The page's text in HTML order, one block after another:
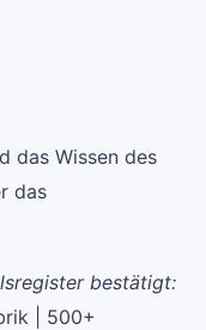
das Wissen des
das
bestätigt:
| 500+